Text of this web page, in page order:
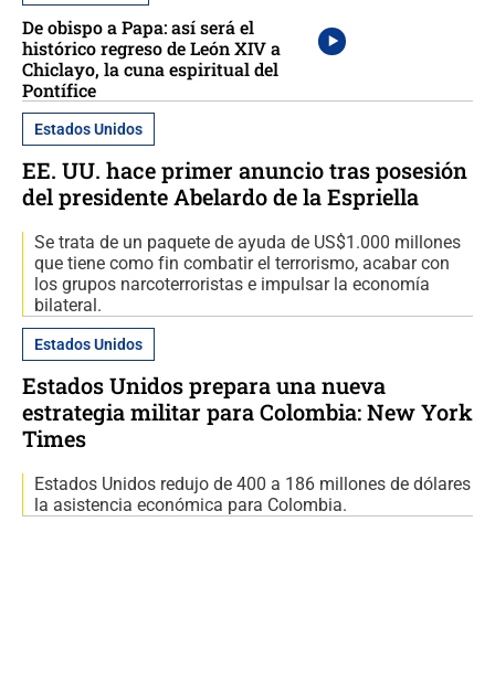
De obispo a Papa: así será el
histórico regreso de León XIV a
Chiclayo, la cuna espiritual del
Pontífice
Estados Unidos
EE. UU. hace primer anuncio tras posesión
del presidente Abelardo de la Espriella
Se trata de un paquete de ayuda de US$1.000 millones
que tiene como fin combatir el terrorismo, acabar con
los grupos narcoterroristas e impulsar la economía
bilateral.
Estados Unidos
Estados Unidos prepara una nueva
estrategia militar para Colombia: New York
Times
Estados Unidos redujo de 400 a 186 millones de dólares
la asistencia económica para Colombia.